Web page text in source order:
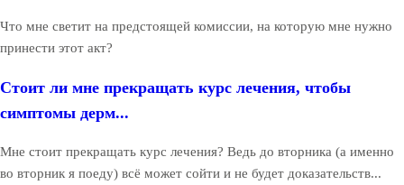
Что мне светит на предстоящей комиссии, на которую мне нужно
принести этот акт?
Стоит ли мне прекращать курс лечения, чтобы
симптомы дерм...
Мне стоит прекращать курс лечения? Ведь до вторника (а именно
во вторник я поеду) всё может сойти и не будет доказательств...